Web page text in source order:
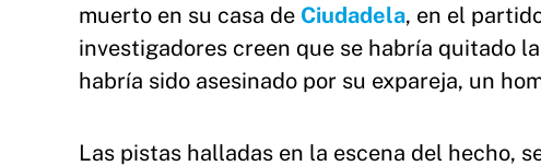
muerto en su casa de Ciudadela, en el
investigadores creen que se habría quitado
habría sido asesinado por su expareja, un
Las pistas halladas en la escena del hecho,